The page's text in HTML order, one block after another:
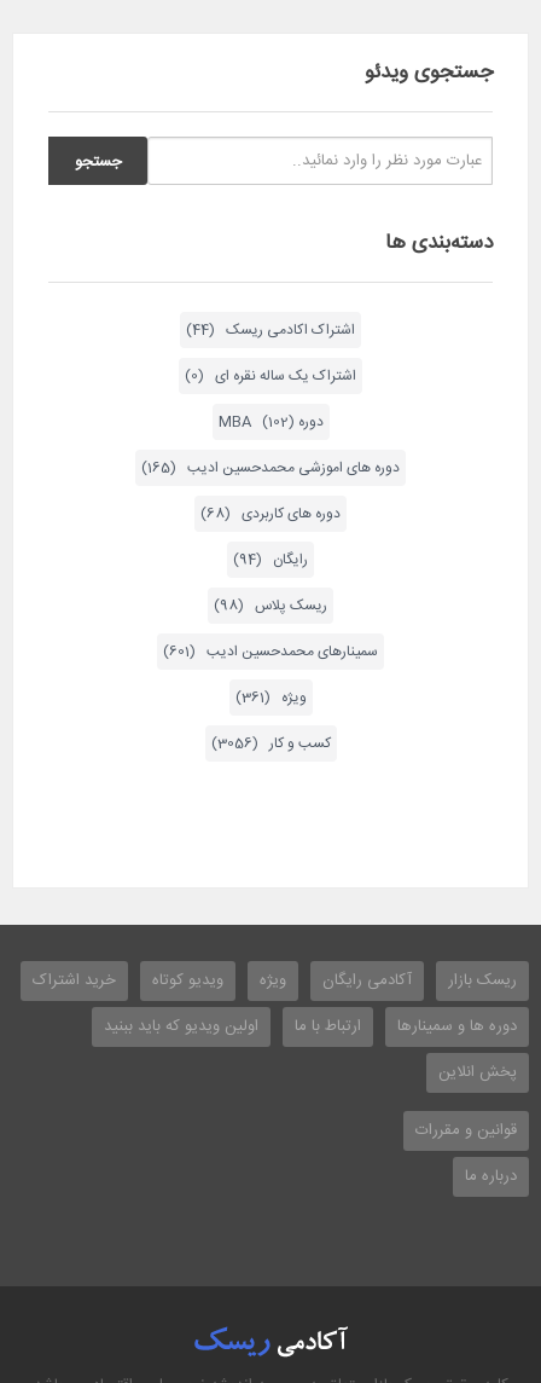
جستجوی ویدئو
دسته‌بندی ها
اشتراک اکادمی ریسک (44)
اشتراک یک ساله نقره ای (0)
دوره MBA (102)
دوره های اموزشی محمدحسین ادیب (165)
دوره های کاربردی (68)
رایگان (94)
ریسک پلاس (98)
سمینارهای محمدحسین ادیب (601)
ویژه (361)
کسب و کار (3056)
ریسک بازار آکادمی رایگان ویژه ویدیو کوتاه
خرید اشتراک
دوره ها و سمینارها
ارتباط با ما
اولین ویدیو که باید ببنید
پخش انلاین
قوانین و مقررات
درباره ما